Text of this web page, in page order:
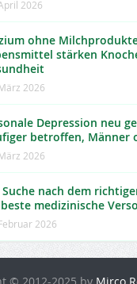
2026
ohne
stärken
2026
Depression neu
betroffen, Männer
2026
Suche nach dem
medizinische
2026